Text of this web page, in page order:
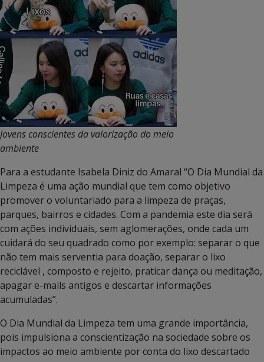
Jovens conscientes da valorização do meio
ambiente
Para a estudante Isabela Diniz do Amaral “O Dia Mundial da
Limpeza é uma ação mundial que tem como objetivo
promover o voluntariado para a limpeza de praças,
parques, bairros e cidades. Com a pandemia este dia será
com ações individuais, sem aglomerações, onde cada um
cuidará do seu quadrado como por exemplo: separar o que
não tem mais serventia para doação, separar o lixo
reciclável , composto e rejeito, praticar dança ou meditação,
apagar e-mails antigos e descartar informações
acumuladas”.
O Dia Mundial da Limpeza tem uma grande importância,
pois impulsiona a conscientização na sociedade sobre os
impactos ao meio ambiente por conta do lixo descartado